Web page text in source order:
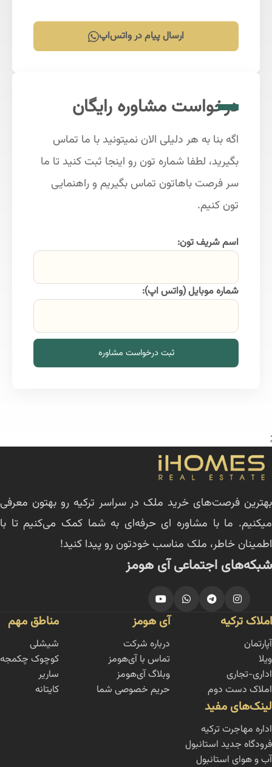
ارسال پیام در واتس‌اپ
درخواست مشاوره رایگان
اگه بنا به هر دلیلی الان نمیتونید با ما تماس
بگیرید، لطفا شماره تون رو اینجا ثبت کنید تا ما
سر فرصت باهاتون تماس بگیریم و راهنمایی
تون کنیم.
اسم شریف تون:
شماره موبایل (واتس اپ):
ثبت درخواست مشاوره
;
بهترین فرصت‌های خرید ملک در سراسر ترکیه رو بهتون معرفی
میکنیم. ما با مشاوره ای حرفه‌ای به شما کمک می‌کنیم تا با
اطمینان خاطر، ملک مناسب خودتون رو پیدا کنید!
شبکه‌های اجتماعی آی هومز
املاک ترکیه
آپارتمان
ویلا
اداری-تجاری
املاک دست دوم
آی هومز
درباره شرکت
تماس با آی‌هومز
وبلاگ آی‌هومز
حریم خصوصی شما
مناطق مهم
شیشلی
کوچوک چکمجه
ساریر
کایتانه
لینک‌های مفید
اداره مهاجرت ترکیه
فرودگاه جدید استانبول
آب و هوای استانبول